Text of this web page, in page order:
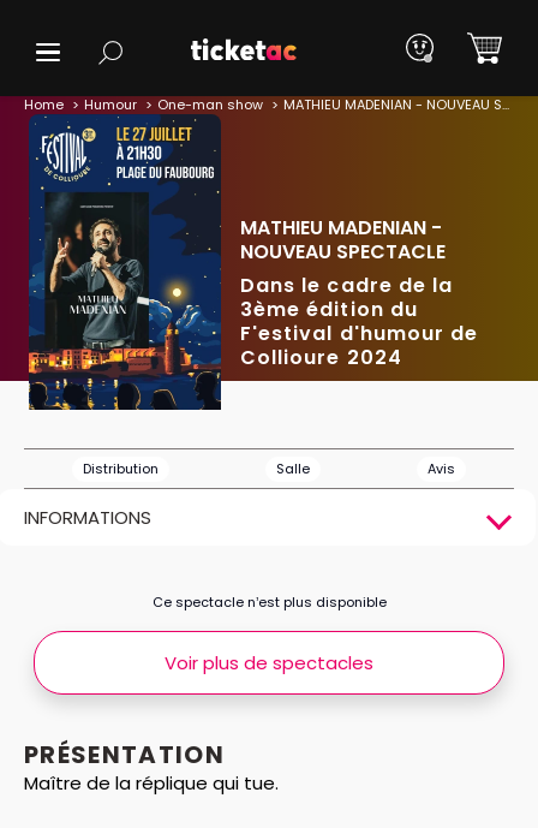
Home Humour One-man show MATHIEU MADENIAN - NOUVEAU SPECTACLE
MATHIEU MADENIAN -
NOUVEAU SPECTACLE
Dans le cadre de la
3ème édition du
F'estival d'humour de
Collioure 2024
Distribution Salle Avis
INFORMATIONS
PRÉSENTATION
Maître de la réplique qui tue.
Ce spectacle n’est plus disponible
Voir plus de spectacles